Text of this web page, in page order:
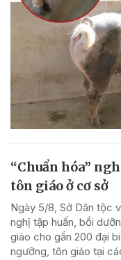
“Chuẩn hóa”
tôn giáo ở cơ sở
Ngày 5/8, Sở Dân tộc
nghị tập huấn, bồi
giáo cho gần 200 đại
ngưỡng, tôn giáo tại